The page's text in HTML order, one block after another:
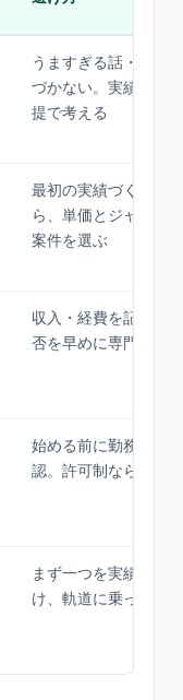
うますぎる話・先払
づかない。実績を地
提で考える
最初の実績づくり期
ら、単価とジャンル
案件を選ぶ
収入・経費を記録し
否を早めに専門家へ
始める前に勤務先の
認。許可制なら手続
まず一つを実績が出
け、軌道に乗ってか